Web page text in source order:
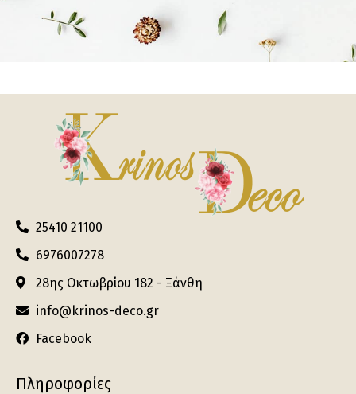
25410 21100
6976007278
28ης Οκτωβρίου 182 - Ξάνθη
info@krinos-deco.gr
Facebook
Πληροφορίες